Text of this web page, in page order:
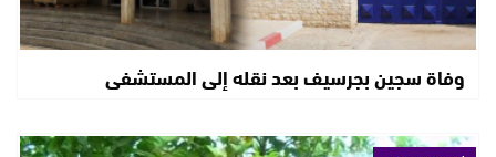
وفاة سجين بجرسيف بعد نقله إلى المستشفى